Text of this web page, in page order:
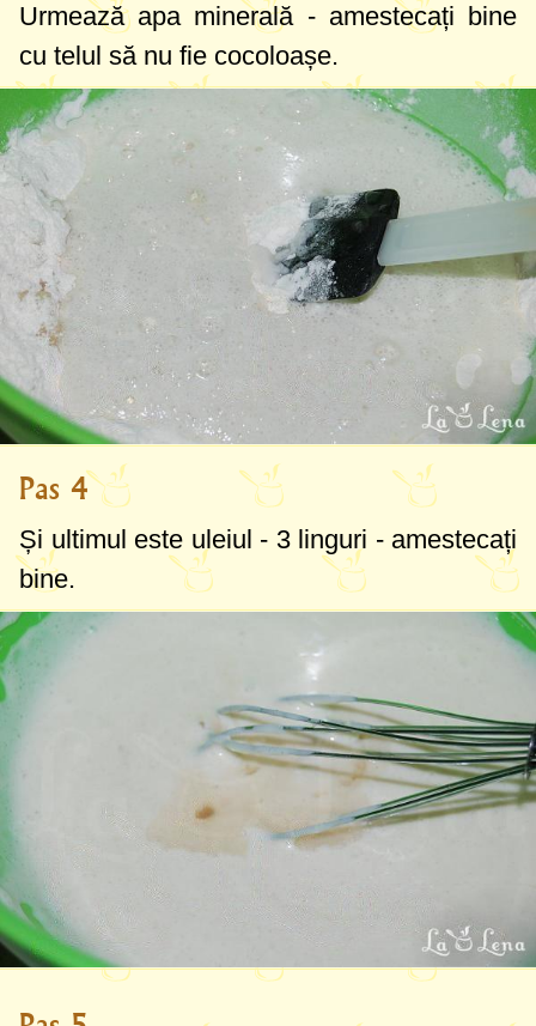
Urmează apa minerală - amestecați bine
cu telul să nu fie cocoloașe.
Pas 4
Și ultimul este uleiul - 3 linguri - amestecați
bine.